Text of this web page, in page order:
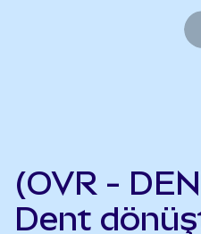
(OVR -
Dent